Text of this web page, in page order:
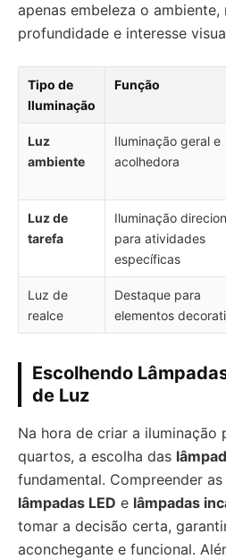
apenas embeleza o ambiente,
profundidade e interesse
Tipo de
Iluminação
Função
Luz
ambiente
Iluminação geral e
acolhedora
Luz de
tarefa
Iluminação
para atividades
específicas
Luz de
realce
Destaque para
elementos
Escolhendo
de Luz
Na hora de criar a iluminação
quartos, a escolha das
fundamental. Compreender
lâmpadas LED e lâmpadas
tomar a decisão certa,
aconchegante e funcional.